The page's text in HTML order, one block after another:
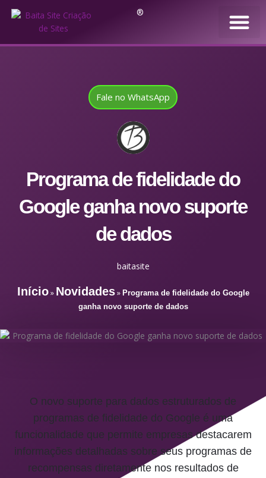
®
Fale no WhatsApp
Programa de fidelidade do
Google ganha novo suporte
de dados
baitasite
Início» Novidades» Programa de fidelidade do Google
ganha novo suporte de dados
O novo suporte para dados estruturados de
programas de fidelidade do Google é uma
funcionalidade que permite empresas destacarem
informações detalhadas sobre seus programas de
recompensas diretamente nos resultados de